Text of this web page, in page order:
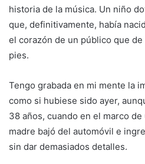
historia de la música. Un niño
que, definitivamente, había
el corazón de un público que
pies.
Tengo grabada en mi mente la
como si hubiese sido ayer,
38 años, cuando en el marco
madre bajó del automóvil e
sin dar demasiados detalles.